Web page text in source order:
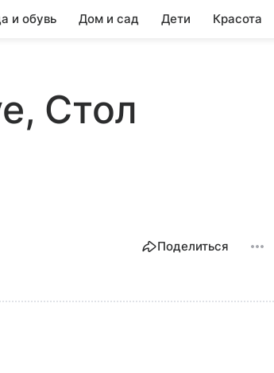
и обувь Дом и сад Дети Красота
Стол
Поделиться